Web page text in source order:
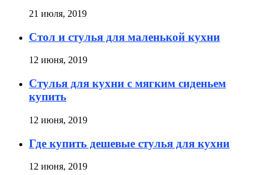
21 июля, 2019
Стол и стулья для маленькой кухни
12 июня, 2019
Стулья для кухни с мягким сиденьем
купить
12 июня, 2019
Где купить дешевые стулья для кухни
12 июня, 2019